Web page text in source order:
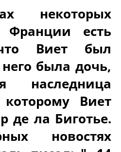
некоторых
Франции есть
Виет был
была дочь,
наследница
Виет
де ла Биготье.
новостях